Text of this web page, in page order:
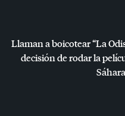
Llaman a boicotear “La
decisión de rodar la